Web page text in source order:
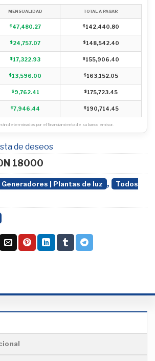
MENSUALIDAD TOTAL A PAGAR
$47,480.27 $142,440.80
$24,757.07 $148,542.40
$17,322.93 $155,906.40
$13,596.00 $163,152.05
$9,762.41 $175,723.45
$7,946.44 $190,714.45
determinados por el financiamiento de su banco emisor.
de deseos
18000
Generadores | Plantas de luz ,
Todos